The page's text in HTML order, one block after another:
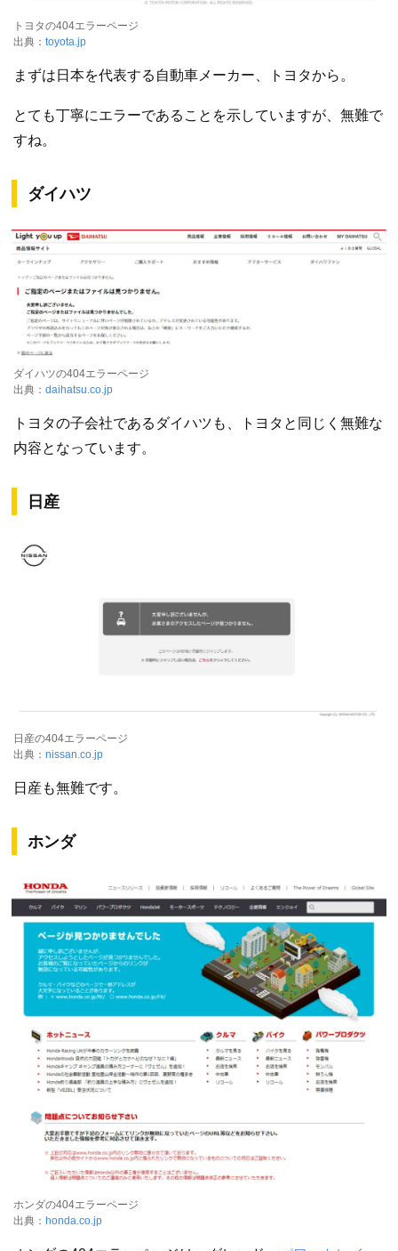
トヨタの404エラーページ
出典： toyota.jp
まずは日本を代表する自動車メーカー、トヨタから。
とても丁寧にエラーであることを示していますが、無難で
すね。
ダイハツ
ダイハツの404エラーページ
出典： daihatsu.co.jp
トヨタの子会社であるダイハツも、トヨタと同じく無難な
内容となっています。
日産
日産の404エラーページ
出典： nissan.co.jp
日産も無難です。
ホンダ
ホンダの404エラーページ
出典： honda.co.jp